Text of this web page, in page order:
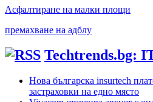
Асфалтиране на малки площи
премахване на адблу
Techtrends.bg:
Нова българска insurtech
застраховки на едно място